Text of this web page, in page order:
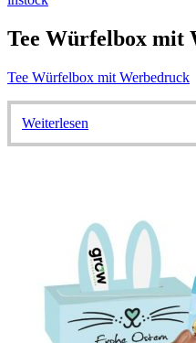
Tee Würfelbox mit
Tee Würfelbox mit Werbedruck
Weiterlesen